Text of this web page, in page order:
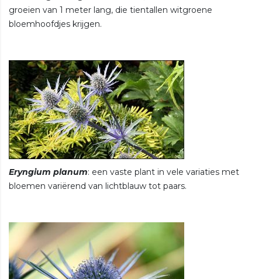
groeien van 1 meter lang, die tientallen witgroene
bloemhoofdjes krijgen.
Eryngium planum: een vaste plant in vele variaties met
bloemen variërend van lichtblauw tot paars.